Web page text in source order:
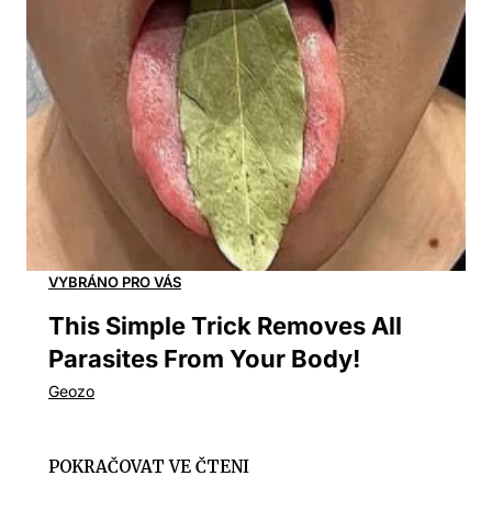
This Simple Trick Removes All
Parasites From Your Body!